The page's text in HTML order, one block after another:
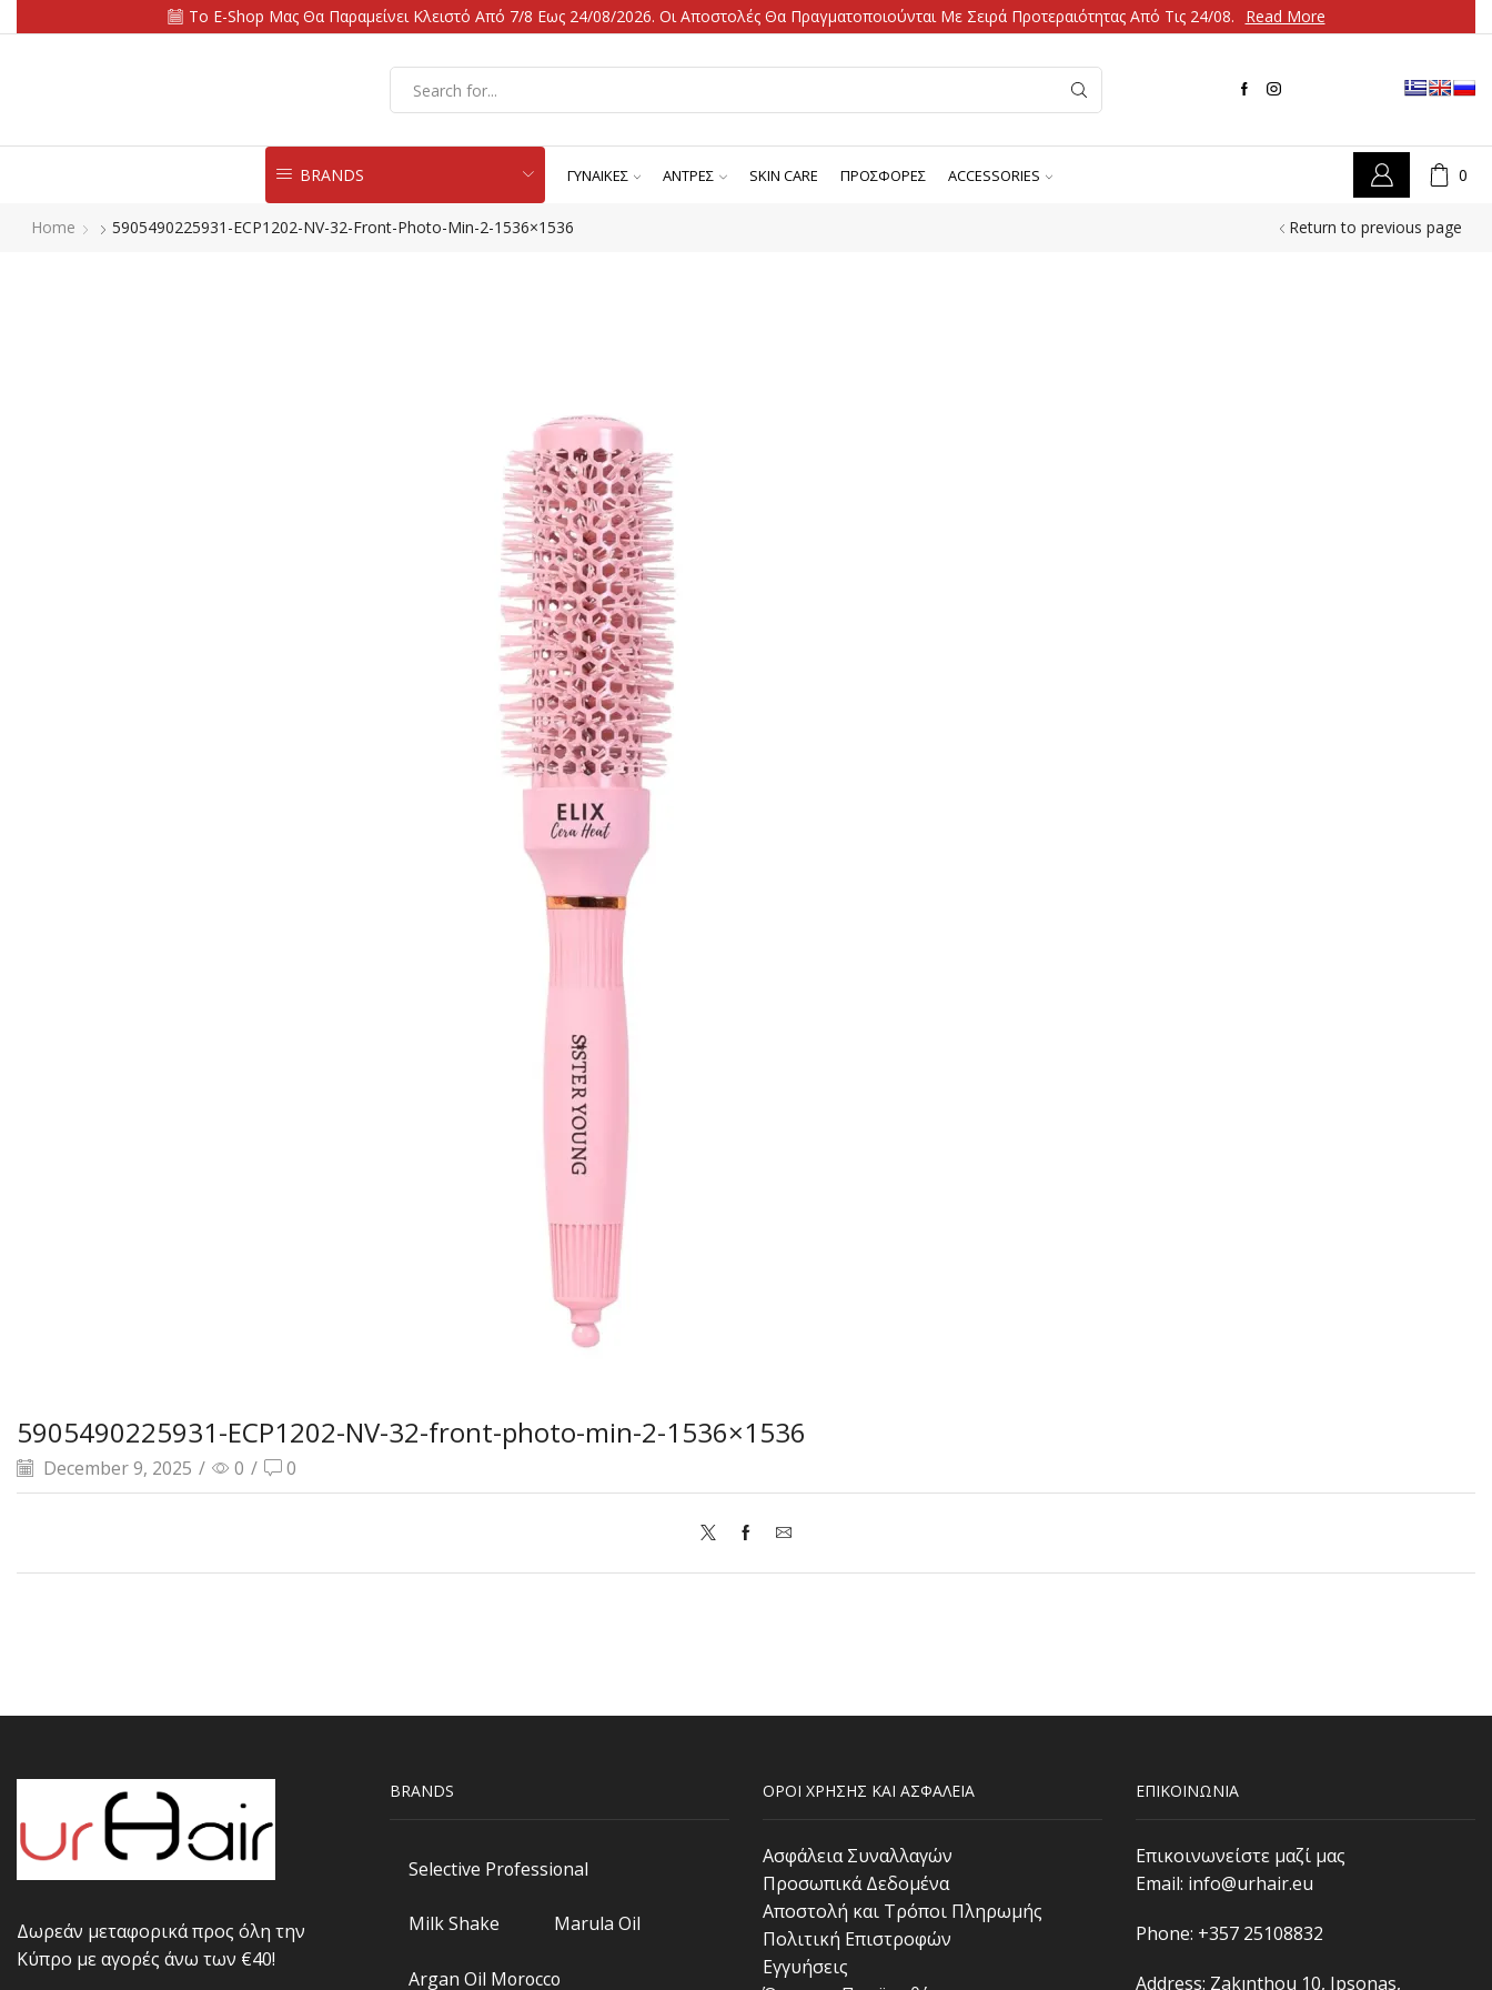
Το E-Shop Μας Θα Παραμείνει Κλειστό Από 7/8 Εως 24/08/2026. Οι Αποστολές Θα Πραγματοποιούνται Με Σειρά Προτεραιότητας Από Τις 24/08. Read More
BRANDS ΓΥΝΑΙΚΕΣ ΑΝΤΡΕΣ SKIN CARE ΠΡΟΣΦΟΡΕΣ ACCESSORIES 0
Return to previous page
Home 5905490225931-ECP1202-NV-32-Front-Photo-Min-2-1536×1536
5905490225931-ECP1202-NV-32-front-photo-min-2-1536×1536
December 9, 2025 / 0 / 0
Δωρεάν μεταφορικά προς όλη την
Κύπρο με αγορές άνω των €40!
BRANDS
Selective Professional
Milk Shake Marula Oil
Argan Oil Morocco
ΟΡΟΙ ΧΡΗΣΗΣ ΚΑΙ ΑΣΦΑΛΕΙΑ
Ασφάλεια Συναλλαγών
Προσωπικά Δεδομένα
Αποστολή και Τρόποι Πληρωμής
Πολιτική Επιστροφών
Εγγυήσεις
ΕΠΙΚΟΙΝΩΝΙΑ
Επικοινωνείστε μαζί μας
Email: info@urhair.eu
Phone: +357 25108832
Address: Zakınthou 10, Ipsonas,